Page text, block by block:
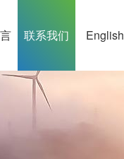
联系我们 English